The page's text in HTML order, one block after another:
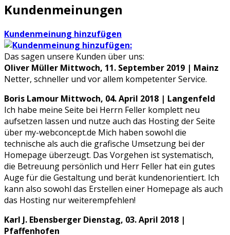
Kundenmeinungen
Kundenmeinung hinzufügen
Das sagen unsere Kunden über uns:
Oliver Müller Mittwoch, 11. September 2019 | Mainz
Netter, schneller und vor allem kompetenter Service.
Boris Lamour Mittwoch, 04. April 2018 | Langenfeld
Ich habe meine Seite bei Herrn Feller komplett neu
aufsetzen lassen und nutze auch das Hosting der Seite
über my-webconcept.de Mich haben sowohl die
technische als auch die grafische Umsetzung bei der
Homepage überzeugt. Das Vorgehen ist systematisch,
die Betreuung persönlich und Herr Feller hat ein gutes
Auge für die Gestaltung und berät kundenorientiert. Ich
kann also sowohl das Erstellen einer Homepage als auch
das Hosting nur weiterempfehlen!
Karl J. Ebensberger Dienstag, 03. April 2018 |
Pfaffenhofen